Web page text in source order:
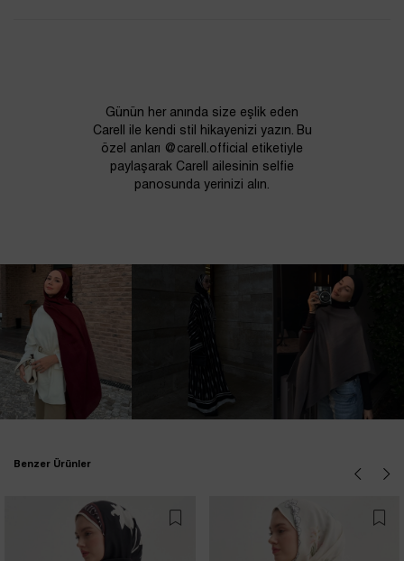
Günün her anında size eşlik eden
Carell ile kendi stil hikayenizi yazın. Bu
özel anları @carell.official etiketiyle
paylaşarak Carell ailesinin selfie
panosunda yerinizi alın.
Benzer Ürünler